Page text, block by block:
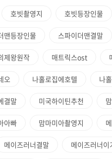
호빗촬영지 호빗등장인물
맨등장인물 스파이더맨결말
제왕원작 매트릭스ost
오 나홀로집에호텔 나
결말 미국하이틴추천
아빠 맘마미아촬영지
메이즈러너결말 메이즈러너이